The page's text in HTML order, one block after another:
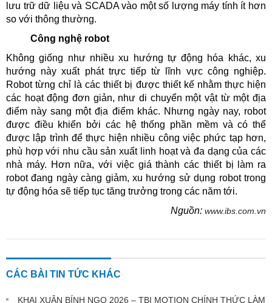
lưu trữ dữ liệu và SCADA vào một số lượng máy tính ít hơn
so với thông thường.
Công nghệ robot
Không giống như nhiều xu hướng tự động hóa khác, xu
hướng này xuất phát trực tiếp từ lĩnh vực công nghiệp.
Robot từng chỉ là các thiết bị được thiết kế nhằm thực hiện
các hoạt động đơn giản, như di chuyển một vật từ một địa
điểm này sang một địa điểm khác. Nhưng ngày nay, robot
được điều khiển bởi các hệ thống phần mềm và có thể
được lập trình để thực hiện nhiều công việc phức tạp hơn,
phù hợp với nhu cầu sản xuất linh hoạt và đa dạng của các
nhà máy. Hơn nữa, với việc giá thành các thiết bị làm ra
robot đang ngày càng giảm, xu hướng sử dụng robot trong
tự động hóa sẽ tiếp tục tăng trưởng trong các năm tới.
Nguồn: www.ibs.com.vn
CÁC BÀI TIN TỨC KHÁC
KHAI XUÂN BÍNH NGỌ 2026 – TBI MOTION CHÍNH THỨC LÀM